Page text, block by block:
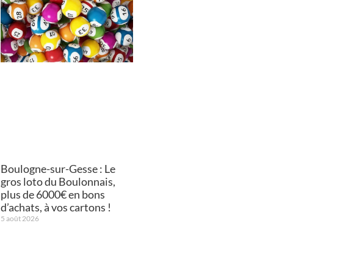
Boulogne-sur-Gesse : Le
gros loto du Boulonnais,
plus de 6000€ en bons
d’achats, à vos cartons !
5 août 2026